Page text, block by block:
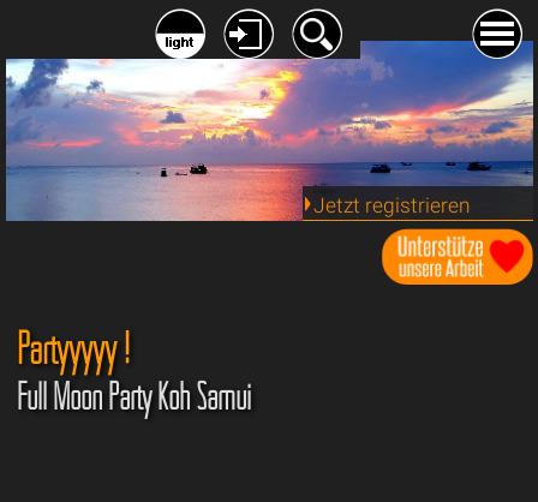
Jetzt registrieren
Partyyyyy !
Full Moon Party Koh Samui